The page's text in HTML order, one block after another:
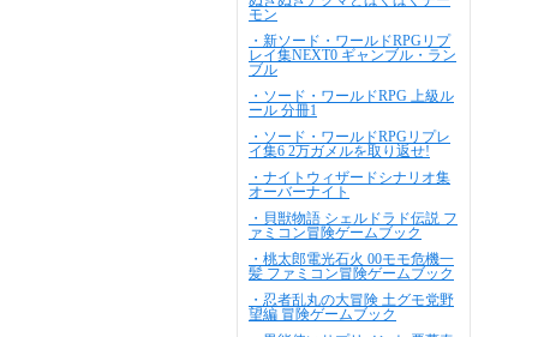
モン
・新ソード・ワールドRPGリプ
レイ集NEXT0 ギャンブル・ラン
ブル
・ソード・ワールドRPG 上級ル
ール 分冊1
・ソード・ワールドRPGリプレ
イ集6 2万ガメルを取り返せ!
・ナイトウィザードシナリオ集
オーバーナイト
・貝獣物語 シェルドラド伝説 フ
ァミコン冒険ゲームブック
・桃太郎電光石火 00モモ危機一
髪 ファミコン冒険ゲームブック
・忍者乱丸の大冒険 土グモ党野
望編 冒険ゲームブック